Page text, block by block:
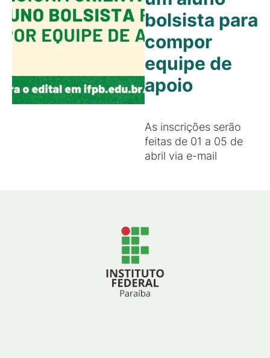
bolsista para
compor
equipe de
apoio
As inscrições serão
feitas de 01 a 05 de
abril via e-mail